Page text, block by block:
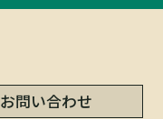
お問い合わせ